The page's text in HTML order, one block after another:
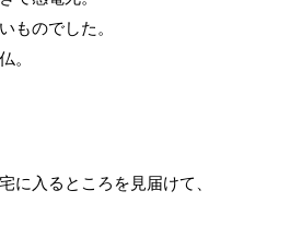
ものでした。
。
に入るところを見届けて、